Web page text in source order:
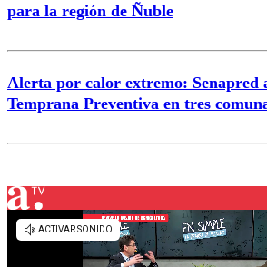
para la región de Ñuble
Alerta por calor extremo: Senapred
Temprana Preventiva en tres